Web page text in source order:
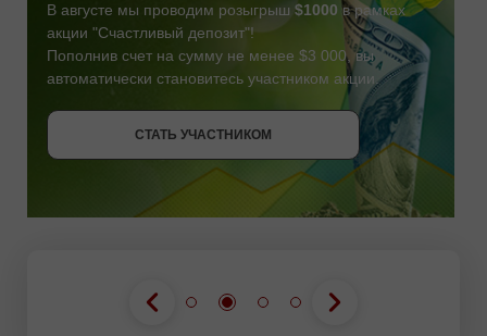
СТАТЬ УЧАСТНИКОМ
В августе мы проводим розыгрыш $1000 в рамках
акции "Счастливый депозит"!
Пополнив счет на сумму не менее $3 000, вы
автоматически становитесь участником акции.
СТАТЬ УЧАСТНИКОМ
ПОЛУЧИТЬ БОНУС